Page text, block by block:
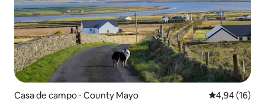
Casa de campo ⋅ County Mayo 4,94 de uma
4,94 (16)